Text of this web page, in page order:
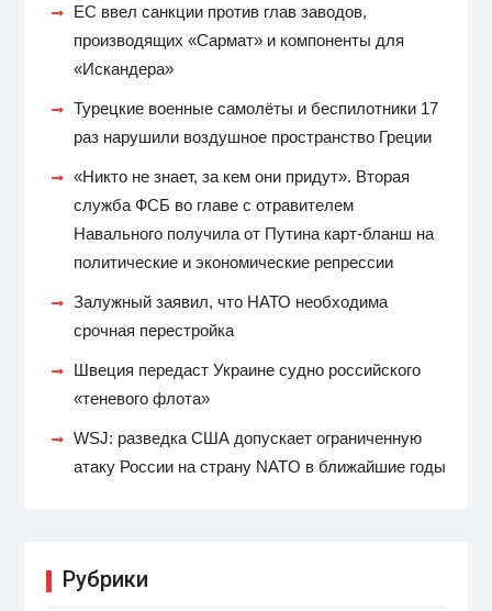
ЕС ввел санкции против глав заводов,
производящих «Сармат» и компоненты для
«Искандера»
Турецкие военные самолёты и беспилотники 17
раз нарушили воздушное пространство Греции
«Никто не знает, за кем они придут». Вторая
служба ФСБ во главе с отравителем
Навального получила от Путина карт-бланш на
политические и экономические репрессии
Залужный заявил, что НАТО необходима
срочная перестройка
Швеция передаст Украине судно российского
«теневого флота»
WSJ: разведка США допускает ограниченную
атаку России на страну NATO в ближайшие годы
Рубрики